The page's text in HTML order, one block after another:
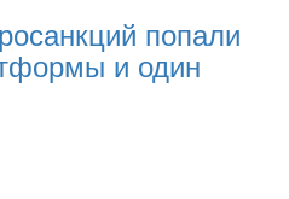
попали
и один